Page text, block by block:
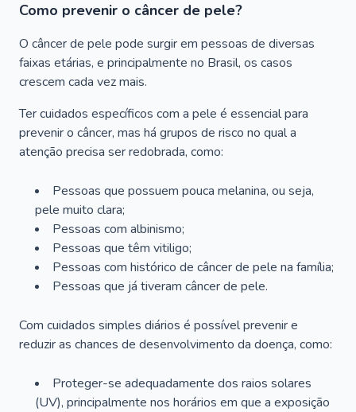
Como prevenir o câncer de pele?
O câncer de pele pode surgir em pessoas de diversas
faixas etárias, e principalmente no Brasil, os casos
crescem cada vez mais.
Ter cuidados específicos com a pele é essencial para
prevenir o câncer, mas há grupos de risco no qual a
atenção precisa ser redobrada, como:
Pessoas que possuem pouca melanina, ou seja,
pele muito clara;
Pessoas com albinismo;
Pessoas que têm vitiligo;
Pessoas com histórico de câncer de pele na família;
Pessoas que já tiveram câncer de pele.
Com cuidados simples diários é possível prevenir e
reduzir as chances de desenvolvimento da doença, como:
Proteger-se adequadamente dos raios solares
(UV), principalmente nos horários em que a exposição